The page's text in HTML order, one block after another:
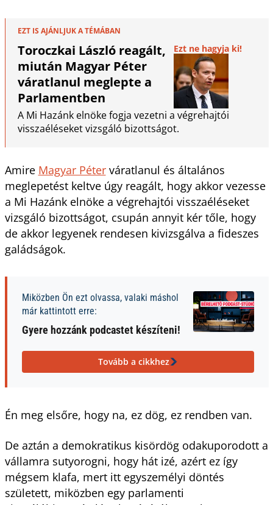
EZT IS AJÁNLJUK A TÉMÁBAN
Toroczkai László reagált,
miután Magyar Péter
váratlanul meglepte a
Parlamentben
Ezt ne hagyja ki!
A Mi Hazánk elnöke fogja vezetni a végrehajtói
visszaéléseket vizsgáló bizottságot.
Amire Magyar Péterváratlanul és általános
meglepetést keltve úgy reagált, hogy akkor vezesse
a Mi Hazánk elnöke a végrehajtói visszaéléseket
vizsgáló bizottságot, csupán annyit kér tőle, hogy
de akkor legyenek rendesen kivizsgálva a fideszes
galádságok.
Miközben Ön ezt olvassa, valaki máshol
már kattintott erre:
Gyere hozzánk podcastet készíteni!
Tovább a cikkhez
Én meg elsőre, hogy na, ez dög, ez rendben van.
De aztán a demokratikus kisördög odakuporodott a
vállamra sutyorogni, hogy hát izé, azért ez így
mégsem klafa, mert itt egyszemélyi döntés
született, miközben egy parlamenti